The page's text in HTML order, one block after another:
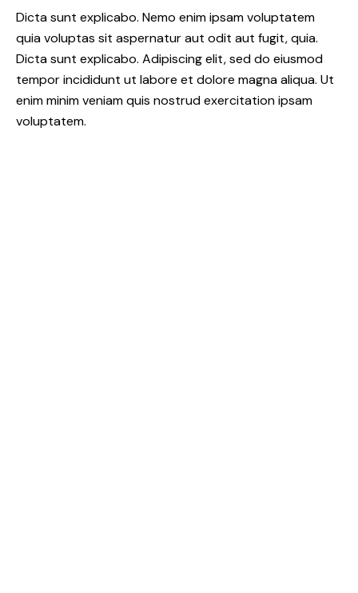
Dicta sunt explicabo. Nemo enim ipsam voluptatem
quia voluptas sit aspernatur aut odit aut fugit, quia.
Dicta sunt explicabo. Adipiscing elit, sed do eiusmod
tempor incididunt ut labore et dolore magna aliqua. Ut
enim minim veniam quis nostrud exercitation ipsam
voluptatem.